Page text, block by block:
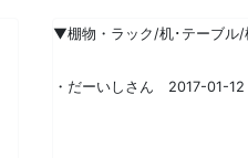
▼棚物・ラック/机･テーブル/
・だーいしさん 2017-01-12